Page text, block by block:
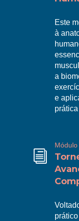
Este
à
a
e
i
Módulo